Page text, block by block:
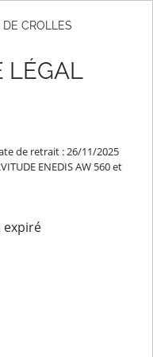
CROLLES
LÉGAL
de retrait : 26/11/2025
ENEDIS AW 560 et
expiré